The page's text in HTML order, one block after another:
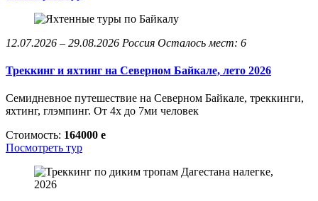
12.07.2026 – 29.08.2026 Россия Осталось мест: 6
Треккинг и яхтинг на Северном Байкале, лето 2026
Семидневное путешествие на Северном Байкале, треккинги,
яхтинг, глэмпинг. От 4х до 7ми человек
Стоимость: 164000 e
Посмотреть тур